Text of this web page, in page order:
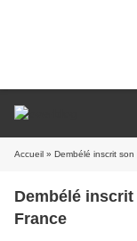
Accueil » Dembélé inscrit
Dembélé
France